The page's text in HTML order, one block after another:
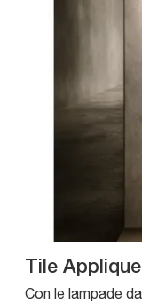
Tile Applique